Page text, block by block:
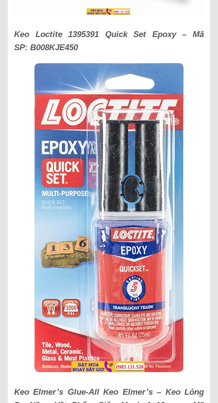
Keo Loctite 1395391 Quick Set Epoxy – Mã
SP: B008KJE450
Keo Elmer’s Glue-All Keo Elmer’s – Keo Lỏng